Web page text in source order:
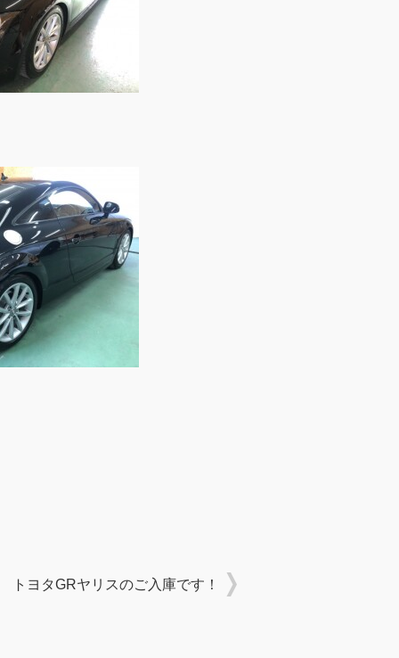
トヨタGRヤリスのご入庫です！